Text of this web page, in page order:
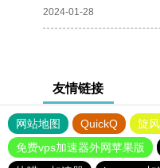
2024-01-28
友情链接
网站地图 QuickQ 旋
免费vps加速器外网苹果版